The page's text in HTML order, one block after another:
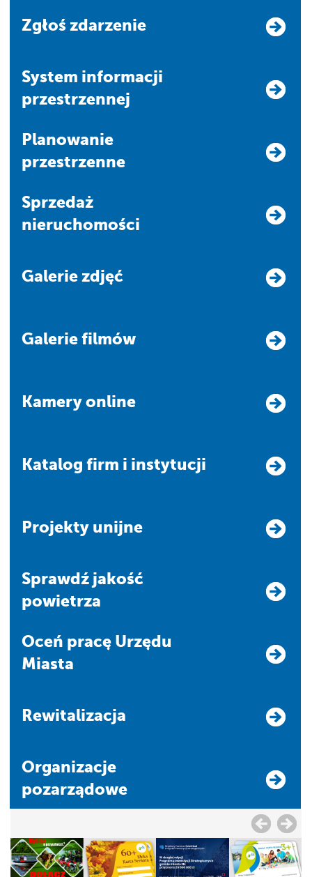
Zgłoś zdarzenie
system informacji
przestrzennej
Planowanie
przestrzenne
Sprzedaż
nieruchomości
Galerie zdjęć
Galerie filmów
Kamery online
Katalog firm i instytucji
Projekty unijne
Sprawdź jakość
powietrza
Oceń pracę Urzędu
Miasta
Rewitalizacja
Organizacje
pozarządowe